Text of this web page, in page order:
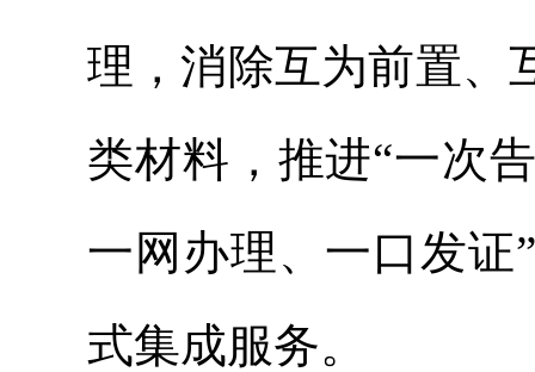
理，消除互为前置、
类材料，推进“一次
一网办理、一口发证
式集成服务。